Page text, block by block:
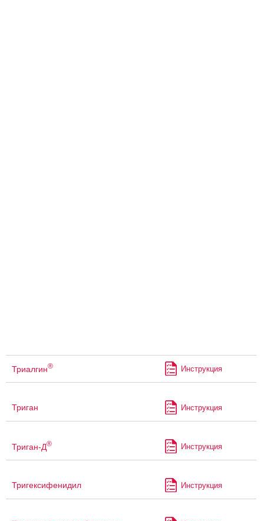
Триалгин® Инструкция
Триган Инструкция
Триган-Д® Инструкция
Тригексифенидил Инструкция